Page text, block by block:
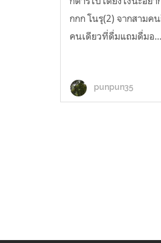
กกก โนรุ(2) จากสามค
คนเดียวที่ดื่มแถมดื่มอ...
punpun35